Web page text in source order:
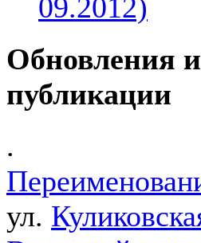
09.2012)
Обновления и
публикации
.
ул.